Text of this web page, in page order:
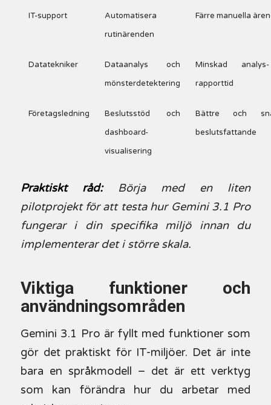
IT-support
Automatisera
rutinärenden
Färre manuella
Datatekniker
Dataanalys och
mönsterdetektering
Minskad
rapporttid
Företagsledning
Beslutsstöd och
dashboard-
visualisering
Bättre och
beslutsfattande
Praktiskt råd:
Börja med en liten
pilotprojekt för att testa hur Gemini 3.1 Pro
fungerar i din specifika miljö innan du
implementerar det i större skala.
Viktiga funktioner och
användningsområden
Gemini 3.1 Pro är fyllt med funktioner som
gör det praktiskt för IT-miljöer. Det är inte
bara en språkmodell – det är ett verktyg
som kan förändra hur du arbetar med